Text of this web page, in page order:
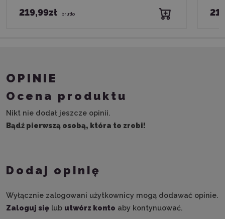
219,99zł brutto
OPINIE
Ocena produktu
Nikt nie dodał jeszcze opinii.
Bądź pierwszą osobą, która to zrobi!
Dodaj opinię
Wyłącznie zalogowani użytkownicy mogą dodawać opinie.
Zaloguj się lub utwórz konto aby kontynuować.